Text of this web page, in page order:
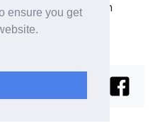
ensure you getmoeten